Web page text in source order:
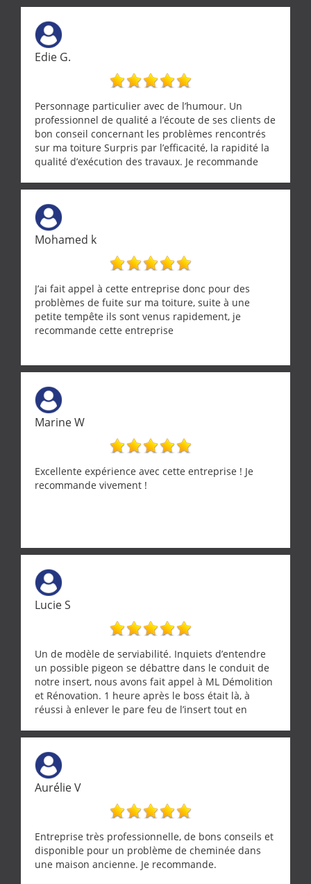
Edie G.
Personnage particulier avec de l’humour. Un
professionnel de qualité a l’écoute de ses clients de
bon conseil concernant les problèmes rencontrés
sur ma toiture Surpris par l’efficacité, la rapidité la
qualité d’exécution des travaux. Je recommande
Mohamed k
J’ai fait appel à cette entreprise donc pour des
problèmes de fuite sur ma toiture, suite à une
petite tempête ils sont venus rapidement, je
recommande cette entreprise
Marine W
Excellente expérience avec cette entreprise ! Je
recommande vivement !
Lucie S
Un de modèle de serviabilité. Inquiets d’entendre
un possible pigeon se débattre dans le conduit de
notre insert, nous avons fait appel à ML Démolition
et Rénovation. 1 heure après le boss était là, à
réussi à enlever le pare feu de l’insert tout en
tourterelle et s’est ensuite patiemment occupé de
l’oiseau jusqu’à ce qu’il reprenne ses esprits et
puisse s’envoler. Après quoi il a procédé au
ramonage de notre insert avec dextérité et une
grande propreté, nous gratifiant également de
nombreux conseils concernant d’autres sujets. Un
entrepreneur comme on souhaite en rencontrer.
Encore un grand merci à lui.
Aurélie V
Entreprise très professionnelle, de bons conseils et
disponible pour un problème de cheminée dans
une maison ancienne. Je recommande.